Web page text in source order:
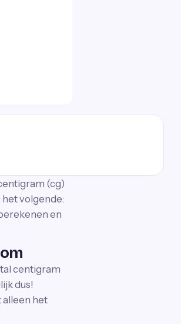
(cg)
volgende:
en
centigram
dus!
alleen het